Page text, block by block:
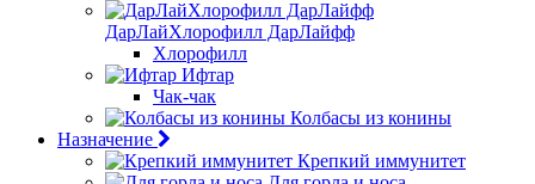
ДарЛайХлорофилл ДарЛайфф
Хлорофилл
Ифтар
Чак-чак
Колбасы из конины
Назначение
Крепкий иммунитет